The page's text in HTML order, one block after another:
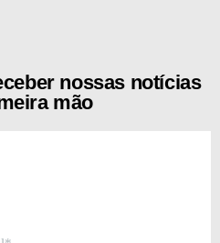
nossas notícias
mão